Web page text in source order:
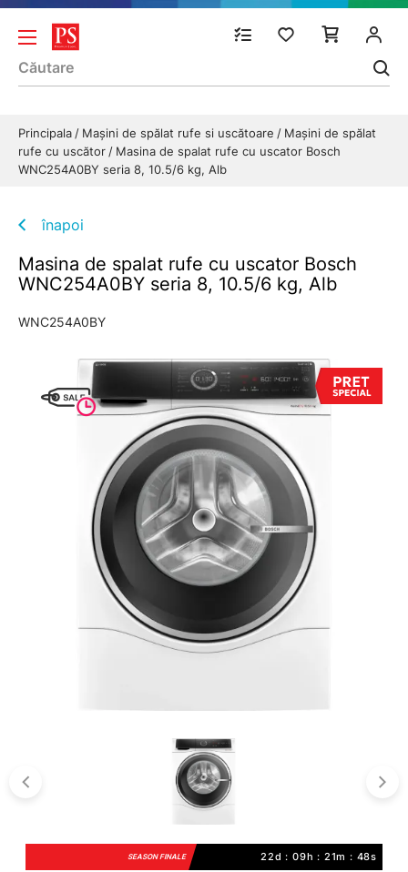
Principala Mașini de spălat rufe si uscătoare
Mașini de spălat
rufe cu uscător
Masina de spalat rufe cu uscator Bosch
WNC254A0BY seria 8, 10.5/6 kg, Alb
înapoi
Masina de spalat rufe cu uscator Bosch
WNC254A0BY seria 8, 10.5/6 kg, Alb
WNC254A0BY
SEASON FINALE 22d : 09h : 21m : 48s